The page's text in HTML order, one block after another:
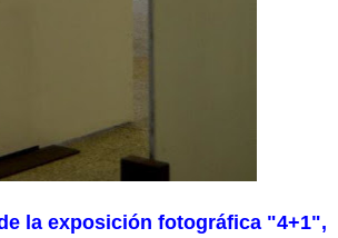
la exposición fotográfica "4+1",